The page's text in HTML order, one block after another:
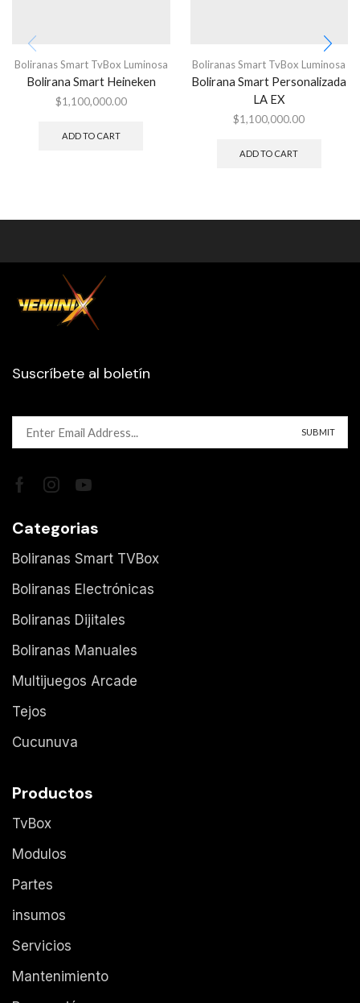
Boliranas Smart TvBox Luminosa
Bolirana Smart Heineken
$1,100,000.00
ADD TO CART
Boliranas Smart TvBox Luminosa
Bolirana Smart Personalizada
LA EX
$1,100,000.00
ADD TO CART
Suscríbete al boletín
Categorias
Boliranas Smart TVBox
Boliranas Electrónicas
Boliranas Dijitales
Boliranas Manuales
Multijuegos Arcade
Tejos
Cucunuva
Productos
TvBox
Modulos
Partes
insumos
Servicios
Mantenimiento